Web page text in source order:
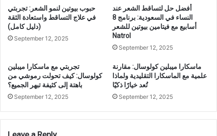
حبوب بيوتين لنمو الشعر: تجربتي
في علاج التساقط واستعادة الثقة
(دليل كامل)
September 12, 2025
أفضل حل لتساقط الشعر عند
النساء في السعودية: برنامج 8
أسابيع مع فيتامين بيوتين للشعر
Natrol
September 12, 2025
تجربتي مع ماسكارا ميبلين
كولوسال: كيف تحولت رموشي من
باهتة إلى كثيفة تبهر الجميع؟
September 12, 2025
ماسكارا ميبلين كولوسال: مقارنة
علمية مع الماسكارا التقليدية ولماذا
تُعد خيارًا ذكيًا
September 12, 2025